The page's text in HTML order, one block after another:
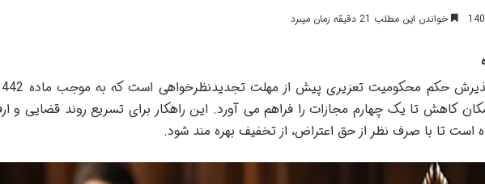
خواندن این مطلب 21 دقیقه زمان میبرد
کاهش تا یک چهارم مجازات را فراهم می آورد. این راهکار برای تسریع روند قضایی و
است تا با صرف نظر از حق اعتراض، از تخفیف بهره مند شود.